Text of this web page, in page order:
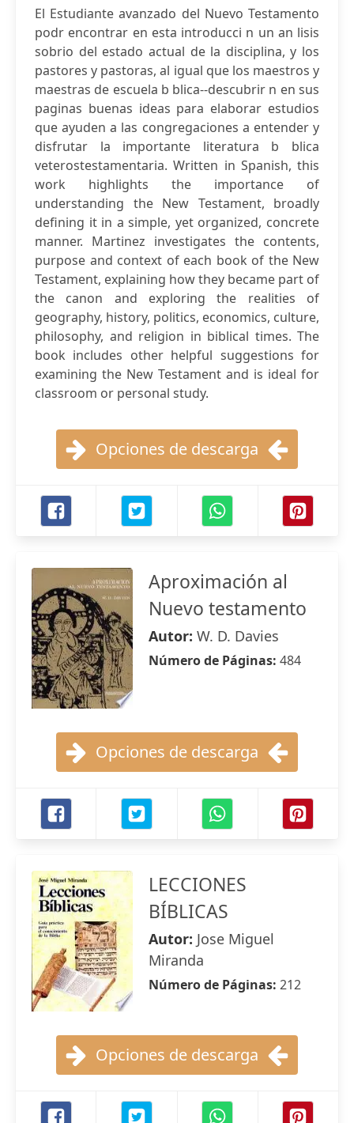
El Estudiante avanzado del Nuevo Testamento
podr encontrar en esta introducci n un an lisis
sobrio del estado actual de la disciplina, y los
pastores y pastoras, al igual que los maestros y
maestras de escuela b blica--descubrir n en sus
paginas buenas ideas para elaborar estudios
que ayuden a las congregaciones a entender y
disfrutar la importante literatura b blica
veterostestamentaria. Written in Spanish, this
work highlights the importance of
understanding the New Testament, broadly
defining it in a simple, yet organized, concrete
manner. Martinez investigates the contents,
purpose and context of each book of the New
Testament, explaining how they became part of
the canon and exploring the realities of
geography, history, politics, economics, culture,
philosophy, and religion in biblical times. The
book includes other helpful suggestions for
examining the New Testament and is ideal for
classroom or personal study.
Opciones de descarga
Aproximación al
Nuevo testamento
Autor: W. D. Davies
Número de Páginas: 484
Opciones de descarga
LECCIONES
BÍBLICAS
Autor: Jose Miguel
Miranda
Número de Páginas: 212
Opciones de descarga